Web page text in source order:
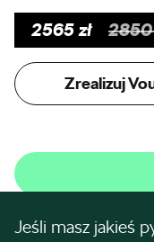
2565zł
Zrealizuj
Jeśli masz jakieś